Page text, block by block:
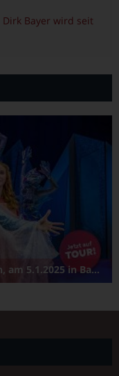
Dirk Bayer wird seit
in Bamberg/Konzerthalle